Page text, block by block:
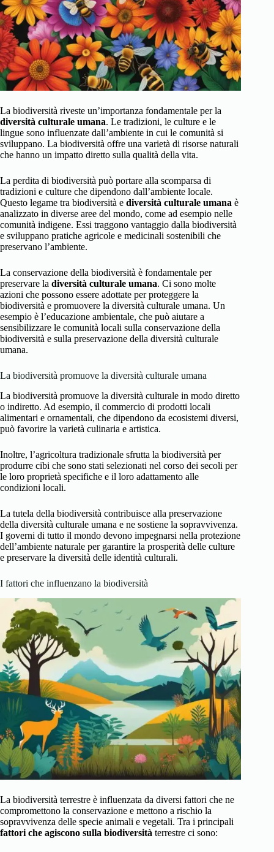
La biodiversità riveste un’importanza fondamentale per la
diversità culturale umana. Le tradizioni, le culture e le
lingue sono influenzate dall’ambiente in cui le comunità si
sviluppano. La biodiversità offre una varietà di risorse naturali
che hanno un impatto diretto sulla qualità della vita.
La perdita di biodiversità può portare alla scomparsa di
tradizioni e culture che dipendono dall’ambiente locale.
Questo legame tra biodiversità e diversità culturale umana è
analizzato in diverse aree del mondo, come ad esempio nelle
comunità indigene. Essi traggono vantaggio dalla biodiversità
e sviluppano pratiche agricole e medicinali sostenibili che
preservano l’ambiente.
La conservazione della biodiversità è fondamentale per
preservare la diversità culturale umana. Ci sono molte
azioni che possono essere adottate per proteggere la
biodiversità e promuovere la diversità culturale umana. Un
esempio è l’educazione ambientale, che può aiutare a
sensibilizzare le comunità locali sulla conservazione della
biodiversità e sulla preservazione della diversità culturale
umana.
La biodiversità promuove la diversità culturale umana
La biodiversità promuove la diversità culturale in modo diretto
o indiretto. Ad esempio, il commercio di prodotti locali
alimentari e ornamentali, che dipendono da ecosistemi diversi,
può favorire la varietà culinaria e artistica.
Inoltre, l’agricoltura tradizionale sfrutta la biodiversità per
produrre cibi che sono stati selezionati nel corso dei secoli per
le loro proprietà specifiche e il loro adattamento alle
condizioni locali.
La tutela della biodiversità contribuisce alla preservazione
della diversità culturale umana e ne sostiene la sopravvivenza.
I governi di tutto il mondo devono impegnarsi nella protezione
dell’ambiente naturale per garantire la prosperità delle culture
e preservare la diversità delle identità culturali.
I fattori che influenzano la biodiversità
La biodiversità terrestre è influenzata da diversi fattori che ne
compromettono la conservazione e mettono a rischio la
sopravvivenza delle specie animali e vegetali. Tra i principali
fattori che agiscono sulla biodiversità terrestre ci sono: